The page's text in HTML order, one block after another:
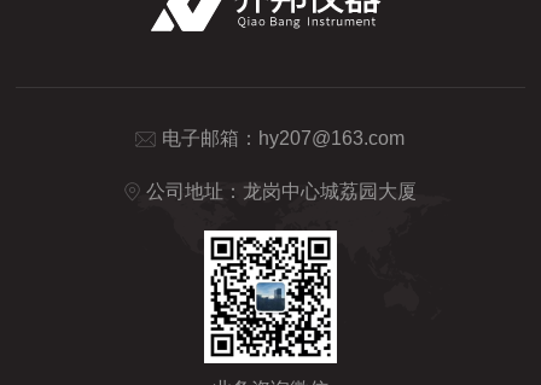
电子邮箱： hy207@163.com
公司地址：龙岗中心城荔园大厦